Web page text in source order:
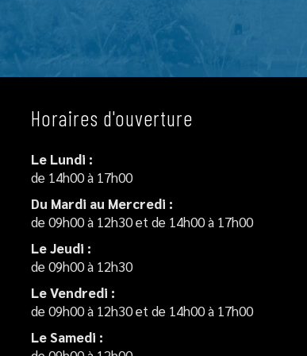
Horaires d'ouverture
Le Lundi :
de 14h00 à 17h00
Du Mardi au Mercredi :
de 09h00 à 12h30 et de 14h00 à 17h00
Le Jeudi :
de 09h00 à 12h30
Le Vendredi :
de 09h00 à 12h30 et de 14h00 à 17h00
Le Samedi :